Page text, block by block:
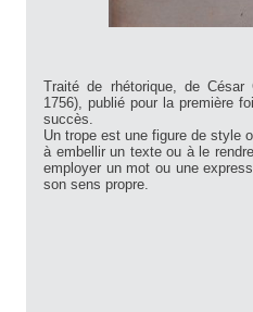
Traité de rhétorique, de César
1756), publié pour la première
succès.
Un trope est une figure de style
à embellir un texte ou à le
employer un mot ou une
son sens propre.